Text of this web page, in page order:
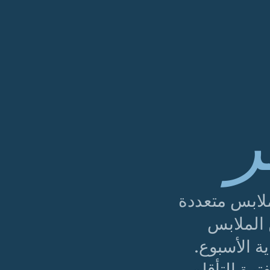
متعددة
الأسبوع.